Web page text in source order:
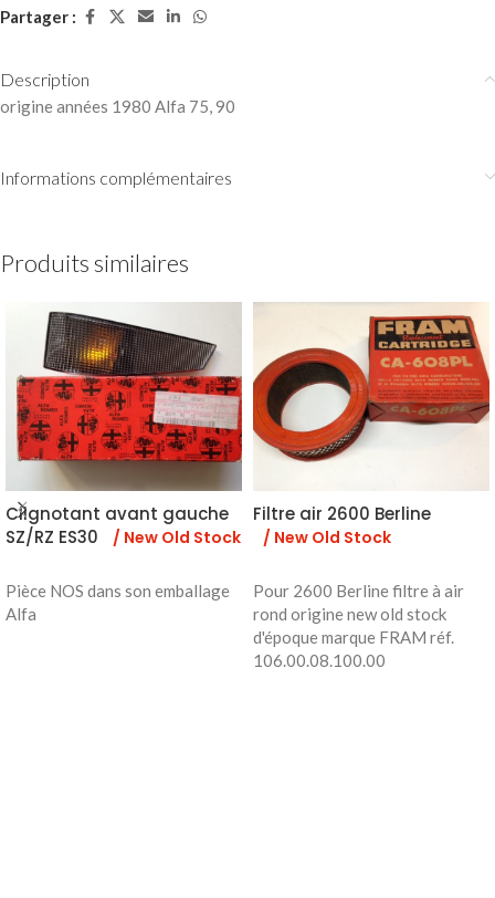
Partager :
Description
origine années 1980 Alfa 75, 90
Informations complémentaires
Produits similaires
Clignotant avant gauche
SZ/RZ ES30
/ New Old Stock
Pièce NOS dans son emballage
Alfa
Filtre air 2600 Berline
/ New Old Stock
Pour 2600 Berline filtre à air
rond origine new old stock
d'époque marque FRAM réf.
106.00.08.100.00